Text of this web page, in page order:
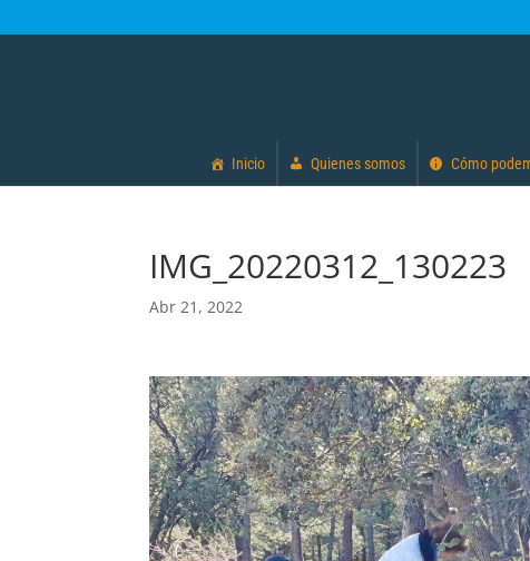
Inicio Quienes somos Cómo
IMG_20220312_130223
Abr 21, 2022